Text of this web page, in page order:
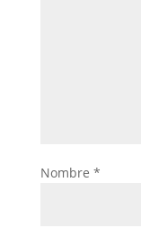
Nombre *